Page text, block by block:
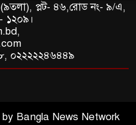
প্লট- ৪৬,রোড নং- ৯/এ,
১২০৯।
০২২২২২৪৬৪৪৯
Bangla News Network